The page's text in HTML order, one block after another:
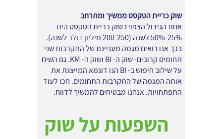
שוק כריית הטקסט ממשיך ומתרחב
אחוז הגידול הצפוי בשוק כריית הטקסט הינו
25%-50% לשנה (200-250 מיליון דולר לשנה).
בכך אנו רואים מגמה מעניינת של התקרבות שני
תחומים קרובים- שוק ה- BI ושוק ה- KM. גם השיח
על שילוב חיפוש ב- BI הנו דוגמא המייצגת את
אותה המגמה של התקרבות התחומים. חכו לעוד
התפתחויות. אנחנו מבטיחים להמשיך לדווח.
השפעות על שוק